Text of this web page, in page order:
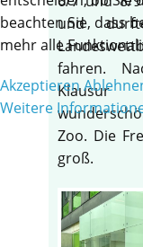
und
fahren.
Zoo. Die
groß.
beachten Sie, dass
mehr alle
Akzeptieren
Weitere